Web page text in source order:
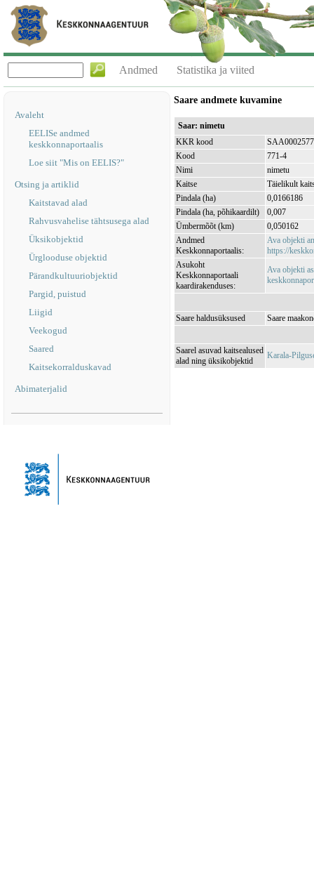
Andmed Statistika ja viited
Avaleht
EELISe andmed
keskkonnaportaalis
Loe siit "Mis on EELIS?"
Otsing ja artiklid
Kaitstavad alad
Rahvusvahelise tähtsusega alad
Üksikobjektid
Ürglooduse objektid
Pärandkultuuriobjektid
Pargid, puistud
Liigid
Veekogud
Saared
Kaitsekorralduskavad
Abimaterjalid
Saare andmete kuvamine
Saar: nimetu
KKR kood
SAA0002577
Kood
771-4
Nimi
nimetu
Kaitse
Täielikult
Pindala (ha)
0,0166186
Pindala (ha, põhikaardilt)
0,007
Ümbermõõt (km)
0,050162
Andmed
Keskkonnaportaalis:
Ava objekti
https://
Asukoht
Keskkonnaportaali
kaardirakenduses:
Ava objekti
Saare haldusüksused Saare
Saarel asuvad kaitsealused
alad ning üksikobjektid
Karala-